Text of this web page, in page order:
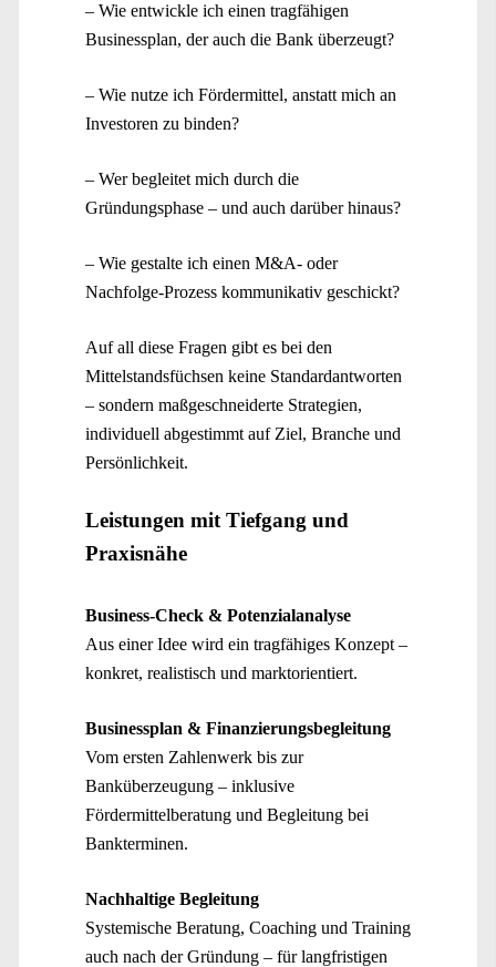
– Wie entwickle ich einen tragfähigen
Businessplan, der auch die Bank überzeugt?
– Wie nutze ich Fördermittel, anstatt mich an
Investoren zu binden?
– Wer begleitet mich durch die
Gründungsphase – und auch darüber hinaus?
– Wie gestalte ich einen M&A- oder
Nachfolge-Prozess kommunikativ geschickt?
Auf all diese Fragen gibt es bei den
Mittelstandsfüchsen keine Standardantworten
– sondern maßgeschneiderte Strategien,
individuell abgestimmt auf Ziel, Branche und
Persönlichkeit.
Leistungen mit Tiefgang und
Praxisnähe
Business-Check & Potenzialanalyse
Aus einer Idee wird ein tragfähiges Konzept –
konkret, realistisch und marktorientiert.
Businessplan & Finanzierungsbegleitung
Vom ersten Zahlenwerk bis zur
Banküberzeugung – inklusive
Fördermittelberatung und Begleitung bei
Bankterminen.
Nachhaltige Begleitung
Systemische Beratung, Coaching und Training
auch nach der Gründung – für langfristigen